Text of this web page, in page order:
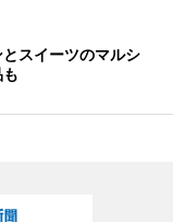
スイーツのマルシ